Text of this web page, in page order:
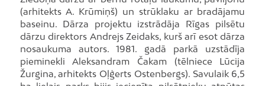
(arhitekts A. Krūmiņš) un strūklaku ar bradājamu
baseinu. Dārza projektu izstrādāja Rīgas pilsētu
dārzu direktors Andrejs Zeidaks, kurš arī esot dārza
nosaukuma autors. 1981. gadā parkā uzstādīja
pieminekli Aleksandram Čakam (tēlniece Lūcija
Žurgina, arhitekts Oļģerts Ostenbergs). Savulaik 6,5